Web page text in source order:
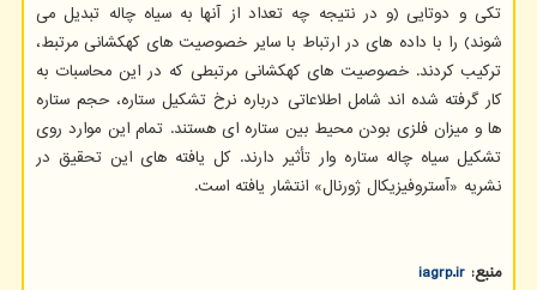
تکی و دوتایی (و در نتیجه چه تعداد از آنها به سیاه چاله تبدیل می
شوند) را با داده های در ارتباط با سایر خصوصیت های کهکشانی مرتبط،
ترکیب کردند. خصوصیت های کهکشانی مرتبطی که در این محاسبات به
کار گرفته شده اند شامل اطلاعاتی درباره نرخ تشکیل ستاره، حجم ستاره
ها و میزان فلزی بودن محیط بین ستاره ای هستند. تمام این موارد روی
تشکیل سیاه چاله ستاره وار تأثیر دارند. کل یافته های این تحقیق در
نشریه «آستروفیزیکال ژورنال» انتشار یافته است.
منبع: iagrp.ir